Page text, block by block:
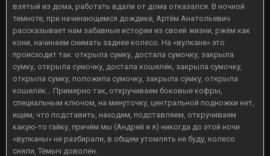
взятый из дома, работать вдали от дома отказался. В ночной
темноте, при начинающемся дождике, Артём Анатольевич
рассказывает нам забавные истории из своей жизни, ржём как
кони, начинаем снимать заднее колесо. На «вулкане» это
происходит так: открыла сумку, достала сумочку, закрыла
сумку, открыла сумочку, достала кошелёк, закрыла сумочку,
открыла сумку, положила сумочку, закрыла сумку, открыла
кошелёк… Примерно так, откручиваем боковые кофры,
специальным ключом, на минуточку, центральной подножки нет,
ищем, что подставить, находим, подставляем, откручиваем
какую-то гайку, причём мы (Андрей и я) никогда до этой ночи
«вулканы» не разбирали, в общем утомлять не буду, колесо
сняли, Тёмыч доволен.